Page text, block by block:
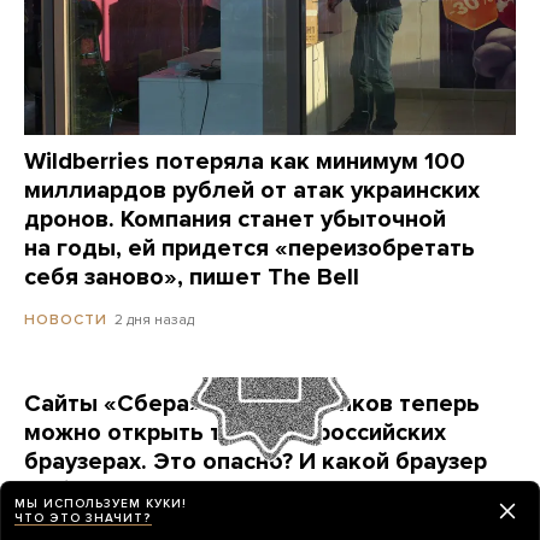
Wildberries потеряла как минимум 100
миллиардов рублей от атак украинских
дронов. Компания станет убыточной
на годы, ей придется «переизобретать
себя заново», пишет The Bell
НОВОСТИ 2 дня назад
Сайты «Сбера» и других банков теперь
можно открыть только в российских
браузерах. Это опасно? И какой браузер
выбрать?
Короткая инструкция для тех, кто опасается
МЫ ИСПОЛЬЗУЕМ КУКИ!
ЧТО ЭТО ЗНАЧИТ?